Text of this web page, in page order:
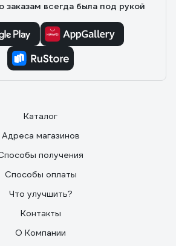
заказам всегда была под рукой
Каталог
Адреса магазинов
получения
Способы оплаты
Что улучшить?
Контакты
О Компании